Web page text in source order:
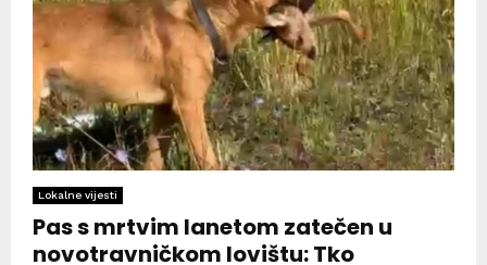
Lokalne vijesti
Pas s mrtvim lanetom zatečen u
novotravničkom lovištu: Tko